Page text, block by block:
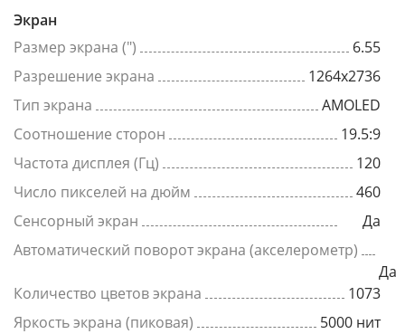
Экран
Размер экрана (")
6.55
Разрешение экрана
1264x2736
Тип экрана
AMOLED
Соотношение сторон
19.5:9
Частота дисплея (Гц)
120
Число пикселей на дюйм
460
Сенсорный экран
Да
Автоматический поворот экрана (акселерометр)
Да
Количество цветов экрана
1073
Яркость экрана (пиковая)
5000 нит